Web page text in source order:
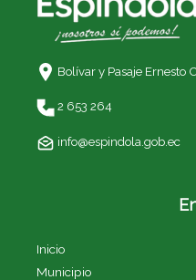
Bolívar y Pasaje Ernesto
2 653 264
info@espindola.gob.ec
Inicio
Municipio